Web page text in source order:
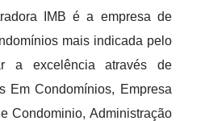
IMB é a empresa de
mais indicada pelo
a excelência através de
Em Condomínios, Empresa
Condominio, Administração